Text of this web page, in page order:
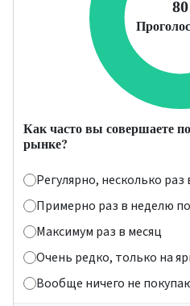
Как часто вы совершаете
рынке?
Регулярно, несколько
Примерно раз в неделю
Максимум раз в месяц
Очень редко, только на
Вообще ничего не